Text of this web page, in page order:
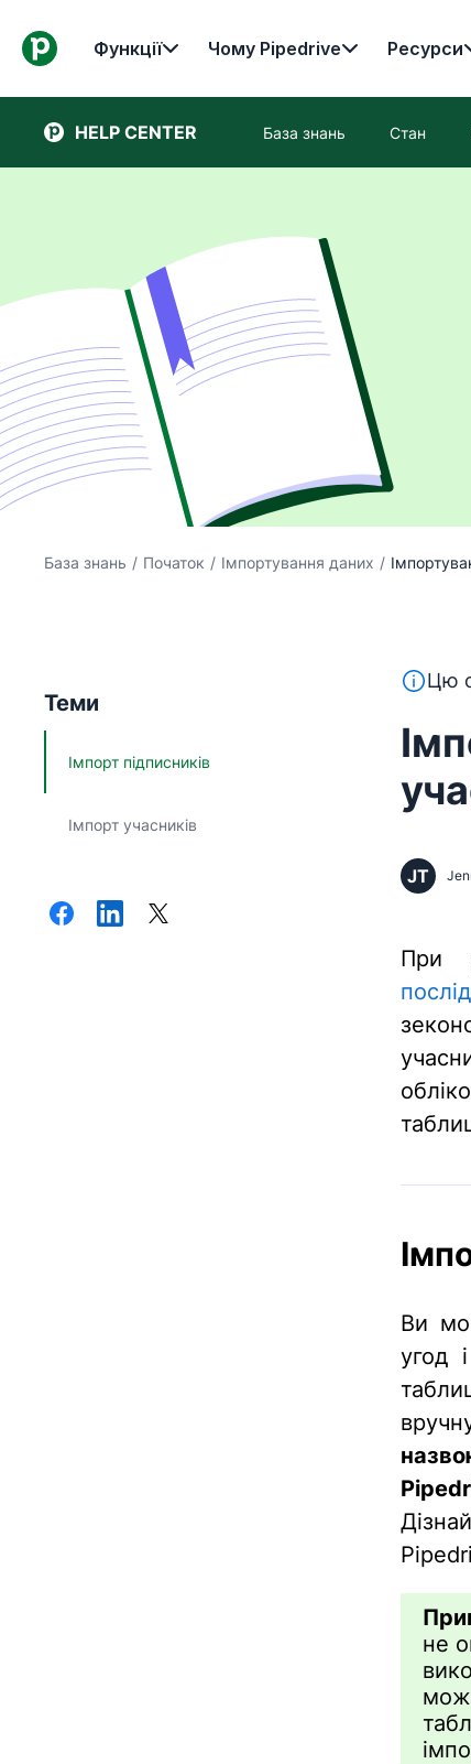
Функції Чому Pipedrive Ресурси
HELP CENTER База знань Стан
База знань / Початок / Імпортування даних /
Теми
Імпорт підписників
Імпорт учасників
ЦейЦю
JT
При
Ви
угод
не